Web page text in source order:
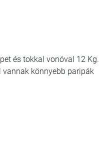
és tokkal vonóval 12 Kg.
vannak könnyebb paripák